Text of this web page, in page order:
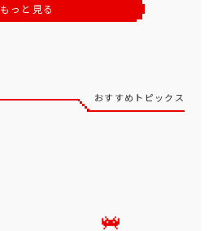
もっと見る
おすすめトピックス